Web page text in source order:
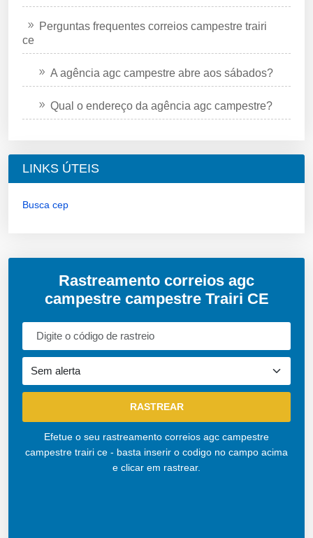
Perguntas frequentes correios campestre trairi
ce
A agência agc campestre abre aos sábados?
Qual o endereço da agência agc campestre?
LINKS ÚTEIS
Busca cep
Rastreamento correios agc
campestre campestre Trairi CE
Efetue o seu rastreamento correios agc campestre
campestre trairi ce - basta inserir o codigo no campo acima
e clicar em rastrear.